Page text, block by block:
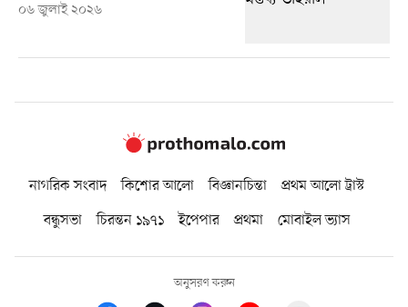
০৬ জুলাই ২০২৬
নাগরিক সংবাদ কিশোর আলো বিজ্ঞানচিন্তা
প্রথম আলো ট্রাস্ট
বন্ধুসভা
চিরন্তন ১৯৭১ ইপেপার প্রথমা মোবাইল ভ্যাস
অনুসরণ করুন